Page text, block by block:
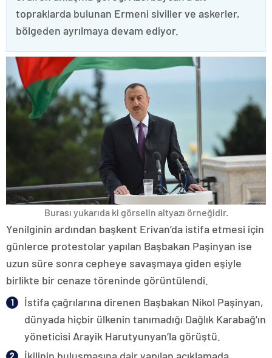
topraklarda bulunan Ermeni siviller ve askerler,
bölgeden ayrılmaya devam ediyor.
Burası yukarıda ki görselin altyazı örneğidir.
Yenilginin ardından başkent Erivan’da istifa etmesi için
günlerce protestolar yapılan Başbakan Paşinyan ise
uzun süre sonra cepheye savaşmaya giden eşiyle
birlikte bir cenaze töreninde görüntülendi.
İstifa çağrılarına direnen Başbakan Nikol Paşinyan,
dünyada hiçbir ülkenin tanımadığı Dağlık Karabağ’ın
yöneticisi Arayik Harutyunyan’la görüştü.